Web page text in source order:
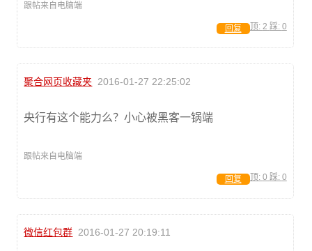
跟帖来自电脑端
顶: 2 踩: 0
回复
聚合网页收藏夹 2016-01-27 22:25:02
央行有这个能力么？小心被黑客一锅端
跟帖来自电脑端
顶: 0 踩: 0
回复
微信红包群 2016-01-27 20:19:11